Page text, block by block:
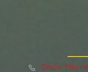
Oops! You